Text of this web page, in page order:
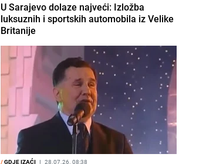
U Sarajevo dolaze najveći: Izložba
luksuznih i sportskih automobila iz Velike
Britanije
/GDJE IZAĆI I 28.07.26. 08:38